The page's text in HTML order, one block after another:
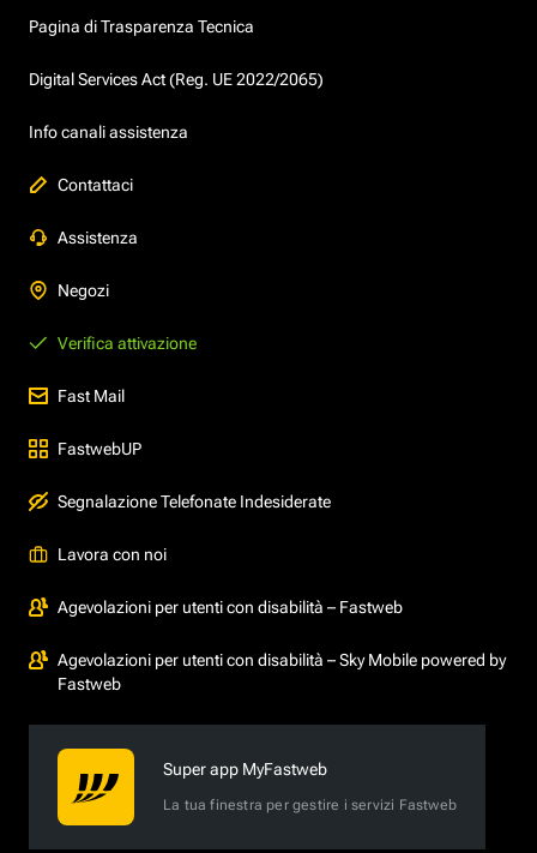
Pagina di Trasparenza Tecnica
Digital Services Act (Reg. UE 2022/2065)
Info canali assistenza
Contattaci
Assistenza
Negozi
Verifica attivazione
Fast Mail
FastwebUP
Segnalazione Telefonate Indesiderate
Lavora con noi
Agevolazioni per utenti con disabilità – Fastweb
Agevolazioni per utenti con disabilità – Sky Mobile powered by
Fastweb
Super app MyFastweb
La tua finestra per gestire i servizi Fastweb